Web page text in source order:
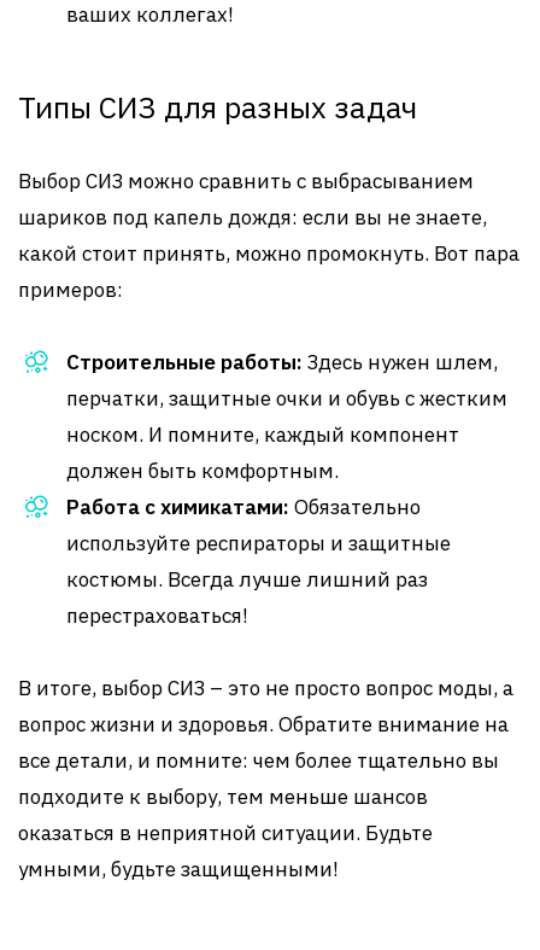
ваших коллегах!
Типы СИЗ для разных задач
Выбор СИЗ можно сравнить с выбрасыванием
шариков под капель дождя: если вы не знаете,
какой стоит принять, можно промокнуть. Вот пара
примеров:
Строительные работы: Здесь нужен шлем,
перчатки, защитные очки и обувь с жестким
носком. И помните, каждый компонент
должен быть комфортным.
Работа с химикатами: Обязательно
используйте респираторы и защитные
костюмы. Всегда лучше лишний раз
перестраховаться!
В итоге, выбор СИЗ – это не просто вопрос моды, а
вопрос жизни и здоровья. Обратите внимание на
все детали, и помните: чем более тщательно вы
подходите к выбору, тем меньше шансов
оказаться в неприятной ситуации. Будьте
умными, будьте защищенными!